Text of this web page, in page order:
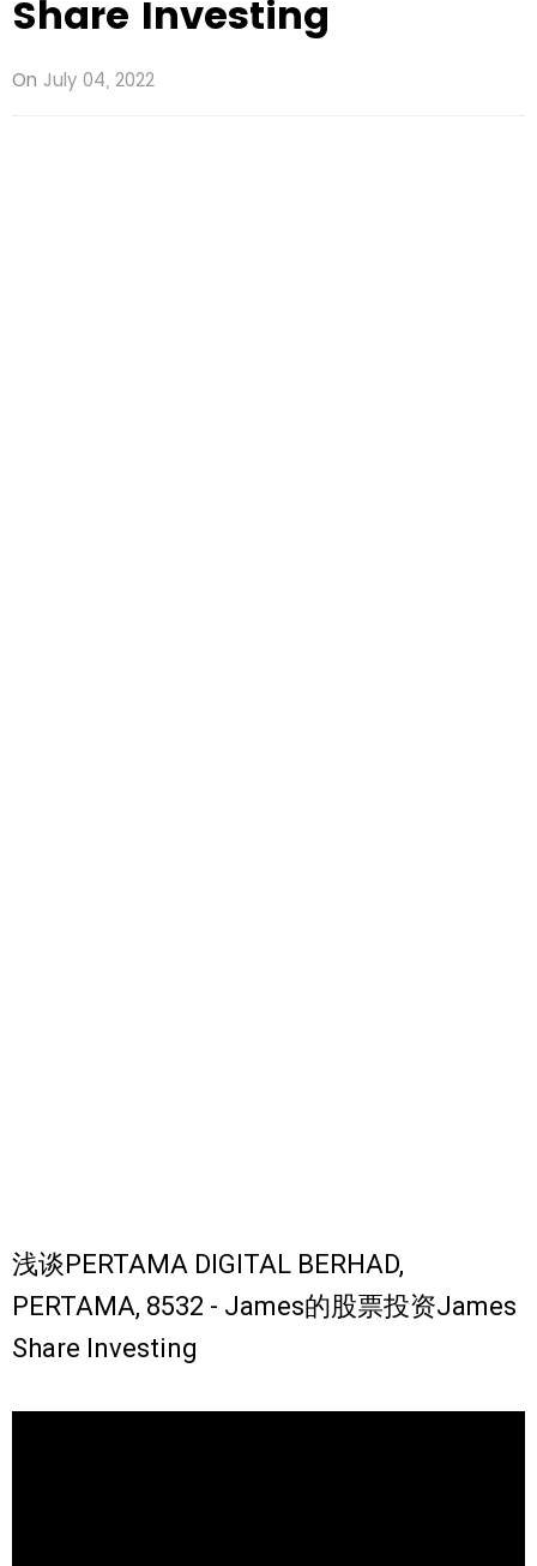
Share Investing
On July 04, 2022
浅谈PERTAMA DIGITAL BERHAD,
PERTAMA, 8532 - James的股票投资James
Share Investing